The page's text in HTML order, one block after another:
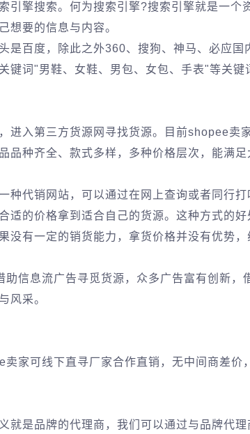
引擎搜索。何为搜索引擎?搜索引擎就是一个
想要的信息与内容。
是百度，除此之外360、搜狗、神马、必应
键词"男鞋、女鞋、男包、女包、手表"等关
进入第三方货源网寻找货源。目前shopee卖
品种齐全、款式多样，多种价格层次，能满足
种代销网站，可以通过在网上查询或者同行
适的价格拿到适合自己的货源。这种方式的
没有一定的销货能力，拿货价格并没有优势，
助信息流广告寻觅货源，众多广告富有创新，
风采。
卖家可线下直寻厂家合作直销，无中间商差价
就是品牌的代理商，我们可以通过与品牌代